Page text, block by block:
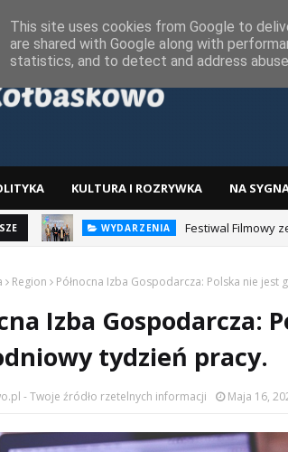
KULTURA I ROZRYWKA NA
WYDARZENIA Festiwal Filmowy
Region Północna Izba Gospodarcza: Polska nie
Izba Gospodarcza:
tydzień pracy.
- Twoje źródło rzetelnych informacji Maja 16,
This site uses cookies from Google to
are shared with Google along with
statistics, and to detect and address